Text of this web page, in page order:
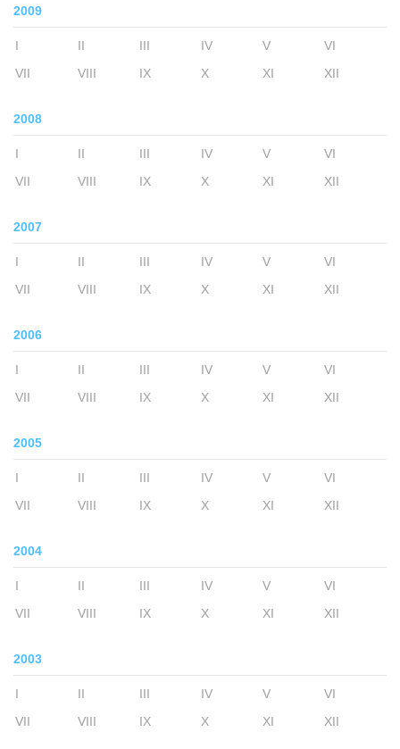
2009
I II III IV V
VI
VII
VIII IX X XI XII
2008
I II III IV V
VI
VII
VIII IX X XI XII
2007
I II III IV V
VI
VII
VIII IX X XI XII
2006
I II III IV V
VI
VII
VIII IX X XI XII
2005
I II III IV V
VI
VII
VIII IX X XI XII
2004
I II III IV V
VI
VII
VIII IX X XI XII
2003
I II III IV V
VI
VII
VIII IX X XI XII